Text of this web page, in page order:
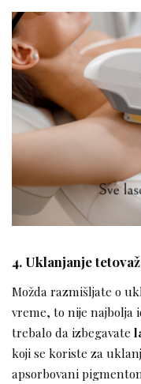
4. Uklanjanje
Možda razmišljate o
vreme, to nije najbolja
trebalo da izbegavate
koji se koriste za
apsorbovani